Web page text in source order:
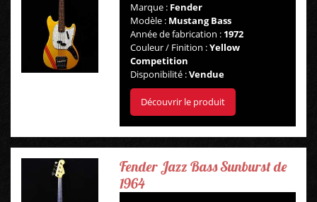
Marque : Fender
Modèle : Mustang Bass
Année de fabrication : 1972
Couleur / Finition :Yellow
Competition
Disponibilité :Vendue
Découvrir le produit
Fender Jazz Bass Sunburst de
1964